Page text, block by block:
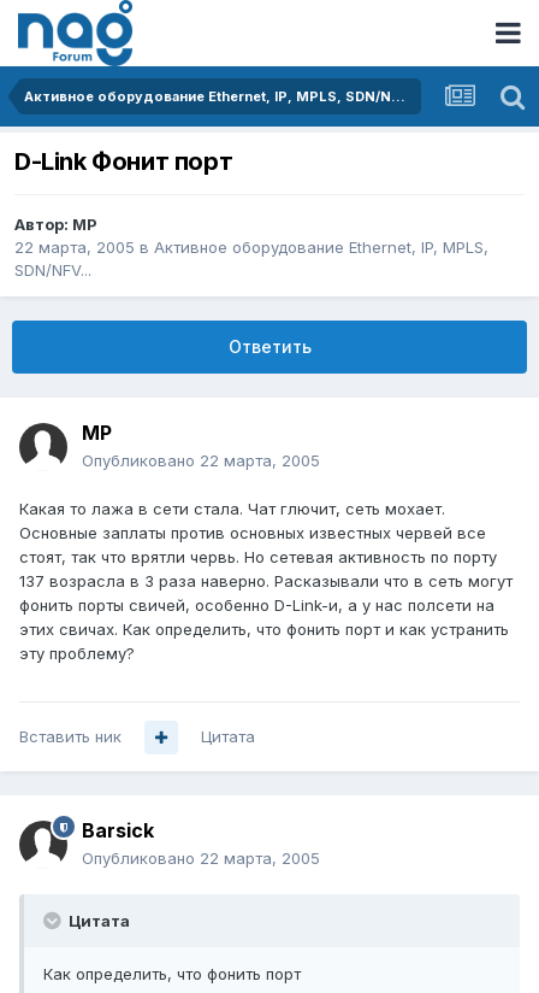
Активное оборудование Ethernet, IP, MPLS, SDN/NFV...
D-Link Фонит порт
Автор: MP
22 марта, 2005 в Активное оборудование Ethernet, IP, MPLS,
SDN/NFV...
Ответить
MP
Опубликовано 22 марта, 2005
Какая то лажа в сети стала. Чат глючит, сеть мохает.
Основные заплаты против основных известных червей все
стоят, так что врятли червь. Но сетевая активность по порту
137 возрасла в 3 раза наверно. Расказывали что в сеть могут
фонить порты свичей, особенно D-Link-и, а у нас полсети на
этих свичах. Как определить, что фонить порт и как устранить
эту проблему?
Вставить ник Цитата
Barsick
Опубликовано 22 марта, 2005
Цитата
Как определить, что фонить порт